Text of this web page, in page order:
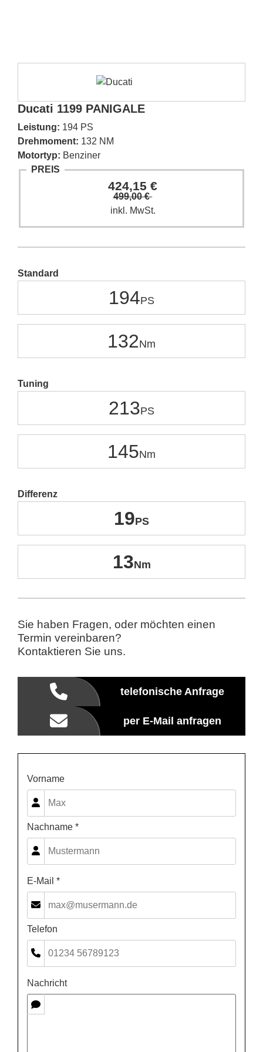
Ducati 1199 PANIGALE
Leistung: 194 PS
Drehmoment: 132 NM
Motortyp: Benziner
PREIS
424,15 €
499,00 €
inkl. MwSt.
Standard
194
132
Tuning
213
145
Differenz
19
13
Sie haben Fragen, oder möchten einen
Termin vereinbaren?
Kontaktieren Sie uns.
telefonische Anfrage
per E-Mail anfragen
Vorname
Nachname *
E-Mail *
Telefon
Nachricht